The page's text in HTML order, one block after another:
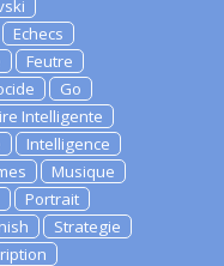
Echecs
Feutre
Go
Intelligente
Intelligence
Musique
Portrait
Strategie